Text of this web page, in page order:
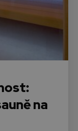
na